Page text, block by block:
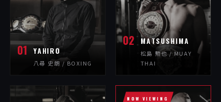
01 YAHIRO
八尋 史朗 / BOXING
02 MATSUSHIMA
松島 勲也 / MUAY
THAI